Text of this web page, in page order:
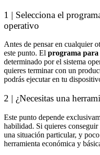
1 | Selecciona el
operativo
Antes de pensar en cualquier
este punto. El programa
determinado por el sistema
quieres terminar con un
podrás ejecutar en tu
2 | ¿Necesitas una
Este punto depende
habilidad. Si quieres
una situación particular, y
herramienta económica y